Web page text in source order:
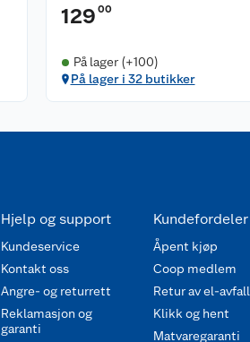
129 00
På lager (+100)
På lager i 32 butikker
Hjelp og support
Kundeservice
Kontakt oss
Angre- og returrett
Reklamasjon og
garanti
Kundefordeler
Åpent kjøp
Coop medlem
Retur av el-avfall
Klikk og hent
Matvaregaranti